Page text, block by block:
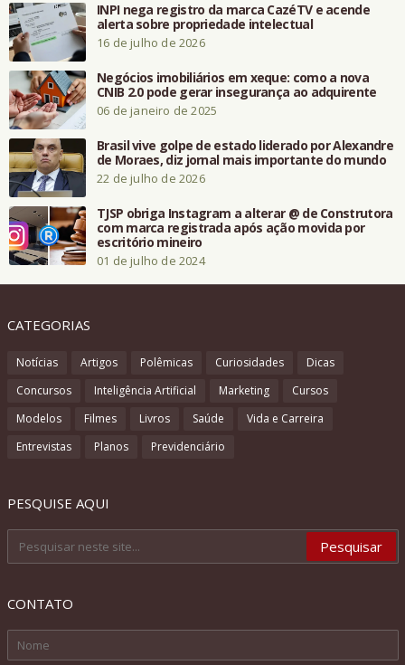
INPI nega registro da marca CazéTV e acende
alerta sobre propriedade intelectual
16 de julho de 2026
Negócios imobiliários em xeque: como a nova
CNIB 2.0 pode gerar insegurança ao adquirente
06 de janeiro de 2025
Brasil vive golpe de estado liderado por Alexandre
de Moraes, diz jornal mais importante do mundo
22 de julho de 2026
TJSP obriga Instagram a alterar @ de Construtora
com marca registrada após ação movida por
escritório mineiro
01 de julho de 2024
CATEGORIAS
Notícias Artigos Polêmicas Curiosidades
Dicas
Concursos
Inteligência Artificial Marketing
Cursos
Modelos
Filmes Livros Saúde
Vida e Carreira
Entrevistas
Planos Previdenciário
PESQUISE AQUI
CONTATO